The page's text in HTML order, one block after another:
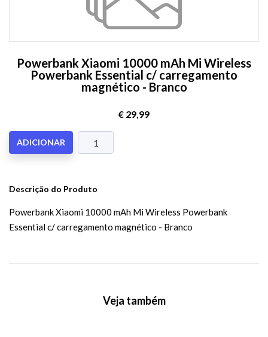
Powerbank Xiaomi 10000 mAh Mi Wireless
Powerbank Essential c/ carregamento
magnético - Branco
€ 29,99
ADICIONAR
Descrição do Produto
Powerbank Xiaomi 10000 mAh Mi Wireless Powerbank
Essential c/ carregamento magnético - Branco
Veja também